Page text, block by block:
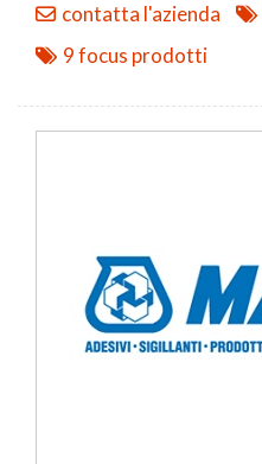
contatta l'azienda
9 focus prodotti